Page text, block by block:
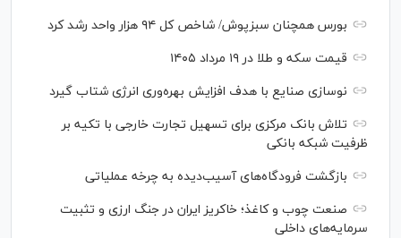
بورس همچنان سبزپوش/ شاخص کل ۹۴ هزار واحد رشد کرد
قیمت سکه و طلا در ۱۹ مرداد ۱۴۰۵
نوسازی صنایع با هدف افزایش بهره‌وری انرژی شتاب گیرد
تلاش بانک مرکزی برای تسهیل تجارت خارجی با تکیه بر
ظرفیت شبکه بانکی
بازگشت فرودگاه‌های آسیب‌دیده به چرخه عملیاتی
صنعت چوب و کاغذ؛ خاکریز ایران در جنگ ارزی و تثبیت
سرمایه‌های داخلی